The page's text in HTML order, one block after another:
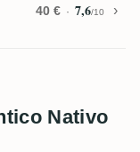
40 € 7,6/10
Nativo